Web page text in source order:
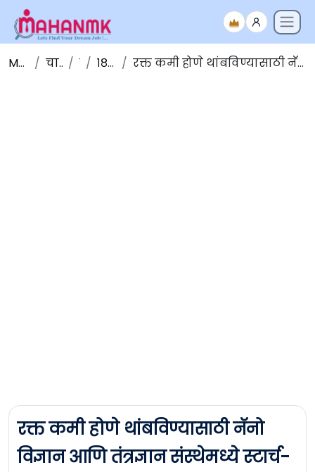
Maha NMK चालू घडामोडी मार्च १८-मार्च-२०२० रक्त कमी होणे थांबविण्यासाठी नॅनो विज्ञान आणि तंत्रज्ञान संस्थेमध्ये स्टार्च-आधारित 'हेमोस्टॅट' विकसित
रक्त कमी होणे थांबविण्यासाठी नॅनो
विज्ञान आणि तंत्रज्ञान संस्थेमध्ये स्टार्च-